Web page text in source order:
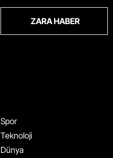
ZARA HABER
Spor
Teknoloji
Dünya